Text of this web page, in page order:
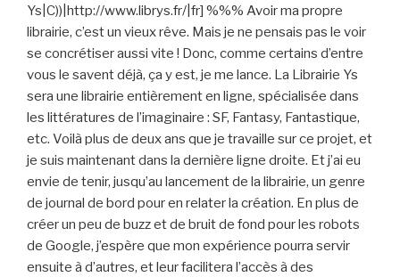
Ys|C))|http://www.librys.fr/|fr] %%% Avoir ma propre
librairie, c’est un vieux rêve. Mais je ne pensais pas le voir
se concrétiser aussi vite ! Donc, comme certains d’entre
vous le savent déjà, ça y est, je me lance. La Librairie Ys
sera une librairie entièrement en ligne, spécialisée dans
les littératures de l’imaginaire : SF, Fantasy, Fantastique,
etc. Voilà plus de deux ans que je travaille sur ce projet, et
je suis maintenant dans la dernière ligne droite. Et j’ai eu
envie de tenir, jusqu’au lancement de la librairie, un genre
de journal de bord pour en relater la création. En plus de
créer un peu de buzz et de bruit de fond pour les robots
de Google, j’espère que mon expérience pourra servir
ensuite à d’autres, et leur facilitera l’accès à des